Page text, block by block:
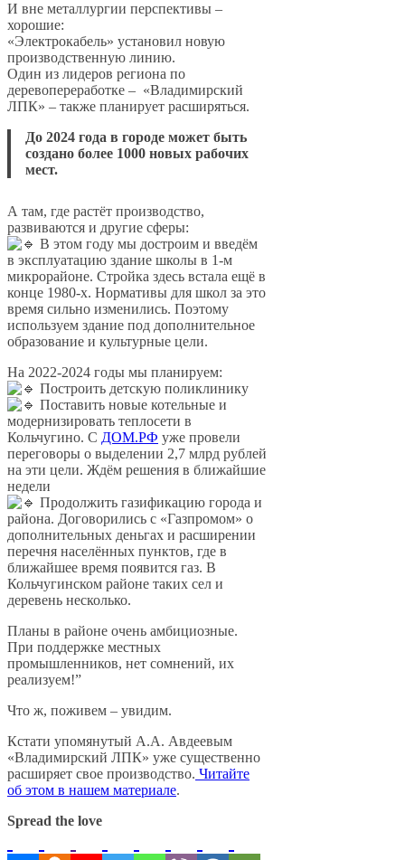
И вне металлургии перспективы –
хорошие:
«Электрокабель» установил новую
производственную линию.
Один из лидеров региона по
деревопереработке – «Владимирский
ЛПК» – также планирует расширяться.
До 2024 года в городе может быть
создано более 1000 новых рабочих
мест.
А там, где растёт производство,
развиваются и другие сферы:
В этом году мы достроим и введём
в эксплуатацию здание школы в 1-м
микрорайоне. Стройка здесь встала ещё в
конце 1980-х. Нормативы для школ за это
время сильно изменились. Поэтому
используем здание под дополнительное
образование и культурные цели.
На 2022-2024 годы мы планируем:
Построить детскую поликлинику
Поставить новые котельные и
модернизировать теплосети в
Кольчугино. С ДОМ.РФ уже провели
переговоры о выделении 2,7 млрд рублей
на эти цели. Ждём решения в ближайшие
недели
Продолжить газификацию города и
района. Договорились с «Газпромом» о
дополнительных деньгах и расширении
перечня населённых пунктов, где в
ближайшее время появится газ. В
Кольчугинском районе таких сел и
деревень несколько.
Планы в районе очень амбициозные.
При поддержке местных
промышленников, нет сомнений, их
реализуем!”
Что ж, поживем – увидим.
Кстати упомянутый А.А. Авдеевым
«Владимирский ЛПК» уже существенно
расширяет свое производство. Читайте
об этом в нашем материале.
Spread the love